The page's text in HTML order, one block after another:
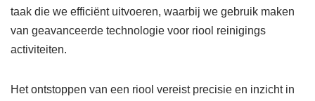
taak die we efficiënt uitvoeren, waarbij we gebruik maken
van geavanceerde technologie voor riool reinigings
activiteiten.
Het ontstoppen van een riool vereist precisie en inzicht in